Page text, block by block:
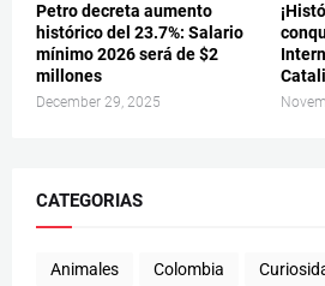
Petro decreta aumento
histórico del 23.7%: Salario
mínimo 2026 será de $2
millones
December 29, 2025
CATEGORIAS
Animales Colombia